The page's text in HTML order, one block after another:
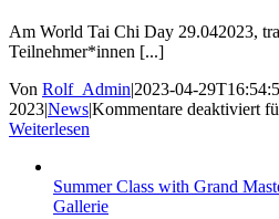
Am World Tai Chi Day 29.042023,
Teilnehmer*innen [...]
Von Rolf_Admin|2023-04-
2023|News|Kommentare deaktiviert
Weiterlesen
Summer Class with Grand
Gallerie